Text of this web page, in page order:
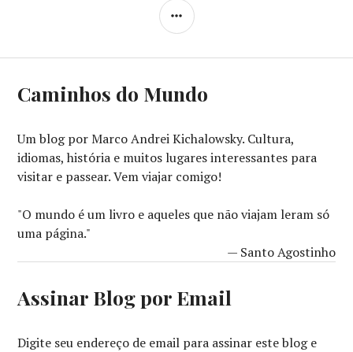
LATERAL
Caminhos do Mundo
Um blog por Marco Andrei Kichalowsky. Cultura,
idiomas, história e muitos lugares interessantes para
visitar e passear. Vem viajar comigo!
"O mundo é um livro e aqueles que não viajam leram só
uma página."
— Santo Agostinho
Assinar Blog por Email
Digite seu endereço de email para assinar este blog e